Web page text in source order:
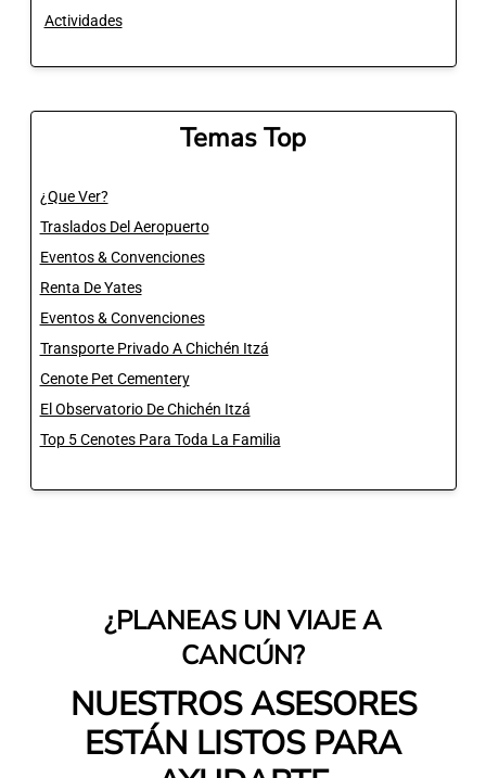
Actividades
Temas Top
¿Que Ver?
Traslados Del Aeropuerto
Eventos & Convenciones
Renta De Yates
Eventos & Convenciones
Transporte Privado A Chichén Itzá
Cenote Pet Cementery
El Observatorio De Chichén Itzá
Top 5 Cenotes Para Toda La Familia
¿PLANEAS UN VIAJE A
CANCÚN?
NUESTROS ASESORES
ESTÁN LISTOS PARA